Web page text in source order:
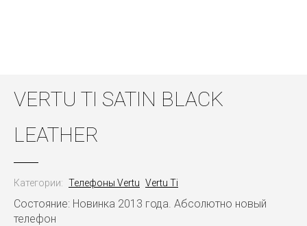
VERTU TI SATIN BLACK
LEATHER
Категории: Телефоны Vertu Vertu Ti
Состояние: Новинка 2013 года. Абсолютно новый
телефон